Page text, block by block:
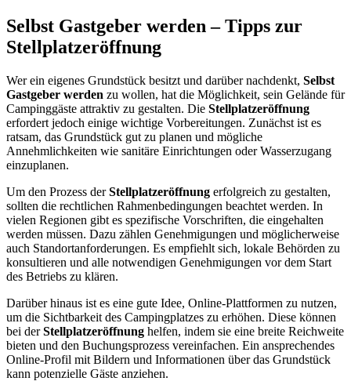
Selbst Gastgeber werden – Tipps zur
Stellplatzeröffnung
Wer ein eigenes Grundstück besitzt und darüber nachdenkt, Selbst
Gastgeber werden zu wollen, hat die Möglichkeit, sein Gelände für
Campinggäste attraktiv zu gestalten. Die Stellplatzeröffnung
erfordert jedoch einige wichtige Vorbereitungen. Zunächst ist es
ratsam, das Grundstück gut zu planen und mögliche
Annehmlichkeiten wie sanitäre Einrichtungen oder Wasserzugang
einzuplanen.
Um den Prozess derStellplatzeröffnung erfolgreich zu gestalten,
sollten die rechtlichen Rahmenbedingungen beachtet werden. In
vielen Regionen gibt es spezifische Vorschriften, die eingehalten
werden müssen. Dazu zählen Genehmigungen und möglicherweise
auch Standortanforderungen. Es empfiehlt sich, lokale Behörden zu
konsultieren und alle notwendigen Genehmigungen vor dem Start
des Betriebs zu klären.
Darüber hinaus ist es eine gute Idee, Online-Plattformen zu nutzen,
um die Sichtbarkeit des Campingplatzes zu erhöhen. Diese können
bei derStellplatzeröffnung helfen, indem sie eine breite Reichweite
bieten und den Buchungsprozess vereinfachen. Ein ansprechendes
Online-Profil mit Bildern und Informationen über das Grundstück
kann potenzielle Gäste anziehen.